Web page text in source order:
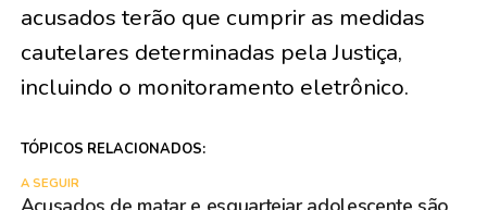
acusados terão que cumprir as medidas
cautelares determinadas pela Justiça,
incluindo o monitoramento eletrônico.
TÓPICOS RELACIONADOS:
A SEGUIR